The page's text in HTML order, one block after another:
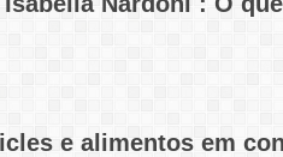
e alimentos em